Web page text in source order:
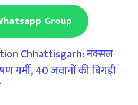
Group
Chhattisgarh: नक्सल
गर्मी, 40 जवानों की बिगड़ी